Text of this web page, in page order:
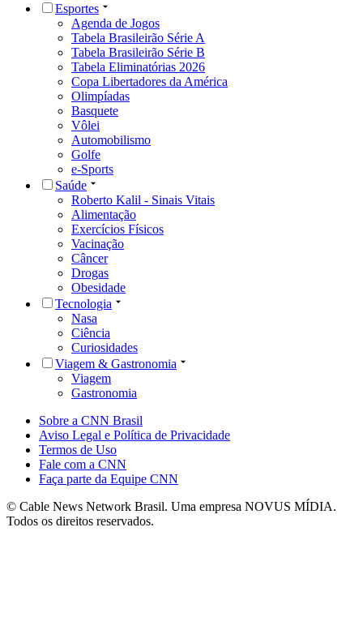
Esportes
Agenda de Jogos
Tabela Brasileirão Série A
Tabela Brasileirão Série B
Tabela Eliminatórias 2026
Copa Libertadores da América
Olimpíadas
Basquete
Vôlei
Automobilismo
Golfe
e-Sports
Saúde
Roberto Kalil - Sinais Vitais
Alimentação
Exercícios Físicos
Vacinação
Câncer
Drogas
Obesidade
Tecnologia
Nasa
Ciência
Curiosidades
Viagem & Gastronomia
Viagem
Gastronomia
Sobre a CNN Brasil
Aviso Legal e Política de Privacidade
Termos de Uso
Fale com a CNN
Faça parte da Equipe CNN
© Cable News Network Brasil. Uma empresa NOVUS MÍDIA.
Todos os direitos reservados.